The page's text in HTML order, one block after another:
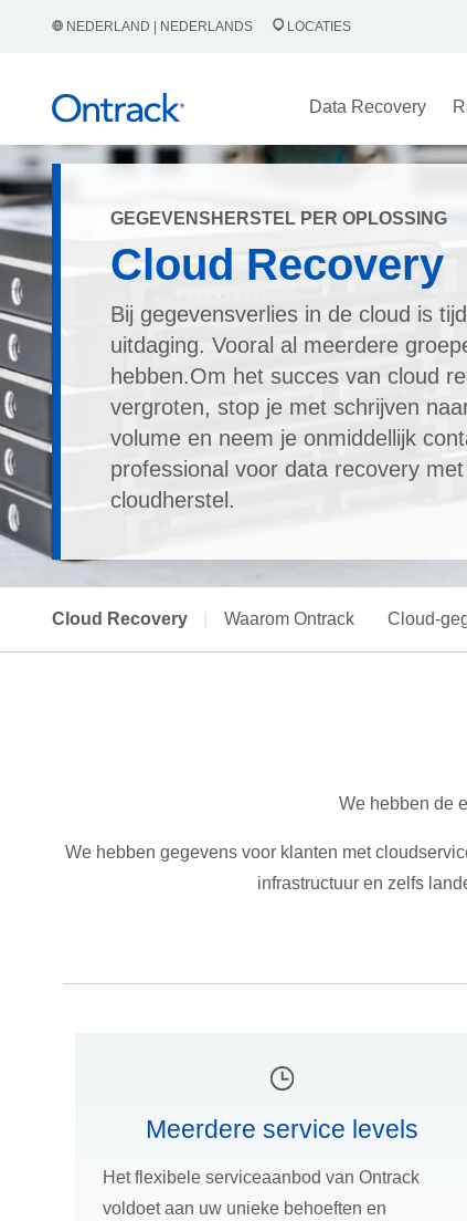
NEDERLAND | NEDERLANDS LOCATIES
Data Recovery
GEGEVENSHERSTEL PER OPLOSSING
Cloud Recovery
Bij gegevensverlies in de cloud is
uitdaging. Vooral al meerdere
hebben.Om het succes van cloud
vergroten, stop je met schrijven
volume en neem je onmiddellijk
professional voor data recovery
cloudherstel.
Cloud Recovery Waarom Ontrack Cloud-
We hebben de
We hebben gegevens voor klanten met
infrastructuur en zelfs
Meerdere service levels
Het flexibele serviceaanbod van Ontrack
voldoet aan uw unieke behoeften en